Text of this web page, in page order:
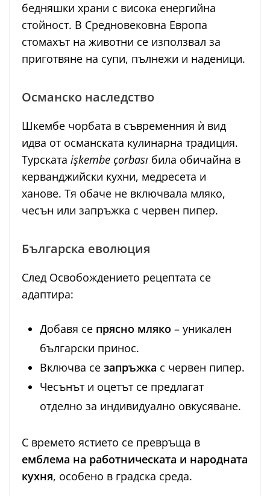
бедняшки храни с висока енергийна
стойност. В Средновековна Европа
стомахът на животни се използвал за
приготвяне на супи, пълнежи и наденици.
Османско наследство
Шкембе чорбата в съвременния ѝ вид
идва от османската кулинарна традиция.
Турската işkembe çorbası била обичайна в
керванджийски кухни, медресета и
ханове. Тя обаче не включвала мляко,
чесън или запръжка с червен пипер.
Българска еволюция
След Освобождението рецептата се
адаптира:
Добавя се прясно мляко – уникален
български принос.
Включва се запръжка с червен пипер.
Чесънът и оцетът се предлагат
отделно за индивидуално овкусяване.
С времето ястието се превръща в
емблема на работническата и народната
кухня, особено в градска среда.